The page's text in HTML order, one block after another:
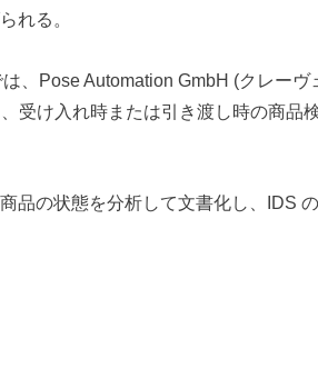
れる。
、Pose Automation GmbH (クレー
受け入れ時または引き渡し時の商品
品の状態を分析して文書化し、IDS